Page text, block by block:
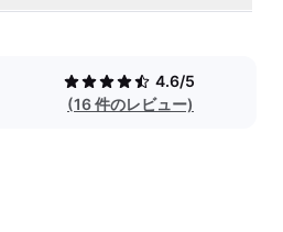
4.6/5
(16 件のレビュー)